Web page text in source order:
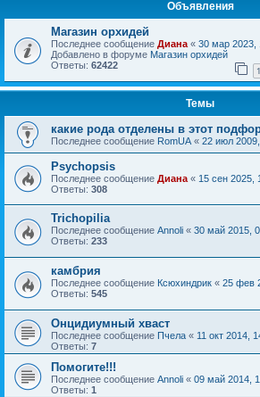
Объявления
Магазин орхидей
Последнее сообщение Диана « 30 мар 2023,
Добавлено в форуме Магазин орхидей
Ответы: 62422 1
Темы
какие рода отделены в этот
Последнее сообщение RomUA « 22 июл
Psychopsis
Последнее сообщение Диана « 15 сен 2025,
Ответы: 308
Trichopilia
Последнее сообщение Annoli « 30 май 2015,
Ответы: 233
камбрия
Последнее сообщение Ксюхиндрик « 25 фев
Ответы: 545
Онцидиумный хваст
Последнее сообщение Пчела « 11 окт 2014,
Ответы: 7
Помогите!!!
Последнее сообщение Annoli « 09 май 2014,
Ответы: 1